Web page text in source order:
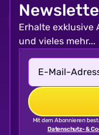
Erhalte exklusive
und vieles mehr...
Mit dem Abonnieren
Datenschutz- &